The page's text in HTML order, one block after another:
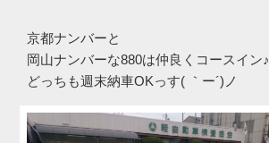
京都ナンバーと
岡山ナンバーな880は仲良くコースイン♪
どっちも週末納車OKっす( ｀ー´)ノ